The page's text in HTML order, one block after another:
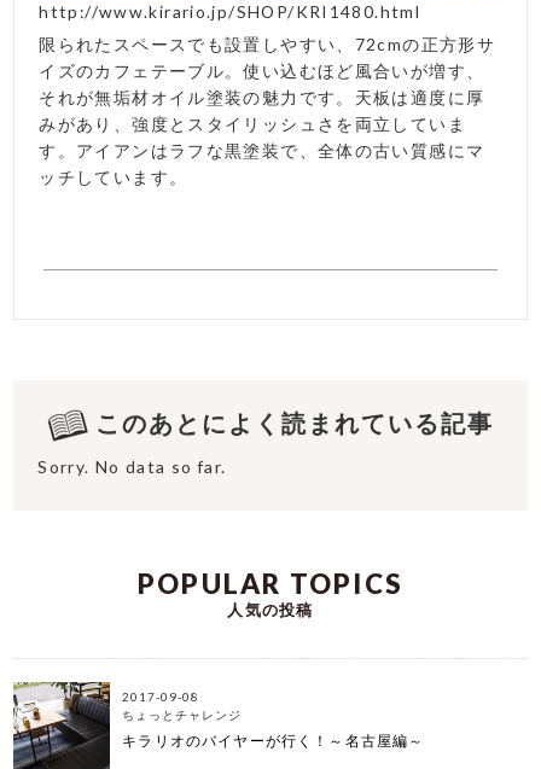
http://www.kirario.jp/SHOP/KRI1480.html
限られたスペースでも設置しやすい、72cmの正方形サ
イズのカフェテーブル。使い込むほど風合いが増す、
それが無垢材オイル塗装の魅力です。天板は適度に厚
みがあり、強度とスタイリッシュさを両立していま
す。アイアンはラフな黒塗装で、全体の古い質感にマ
ッチしています。
このあとによく読まれている記事
Sorry. No data so far.
POPULAR TOPICS
人気の投稿
2017-09-08
ちょっとチャレンジ
キラリオのバイヤーが行く！～名古屋編～